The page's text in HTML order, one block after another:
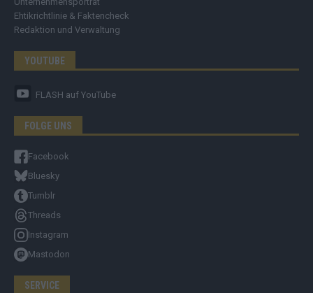
Ehtikrichtlinie & Faktencheck
Redaktion und Verwaltung
YOUTUBE
FLASH auf YouTube
FOLGE UNS
Facebook
Bluesky
Tumblr
Threads
Instagram
Mastodon
SERVICE